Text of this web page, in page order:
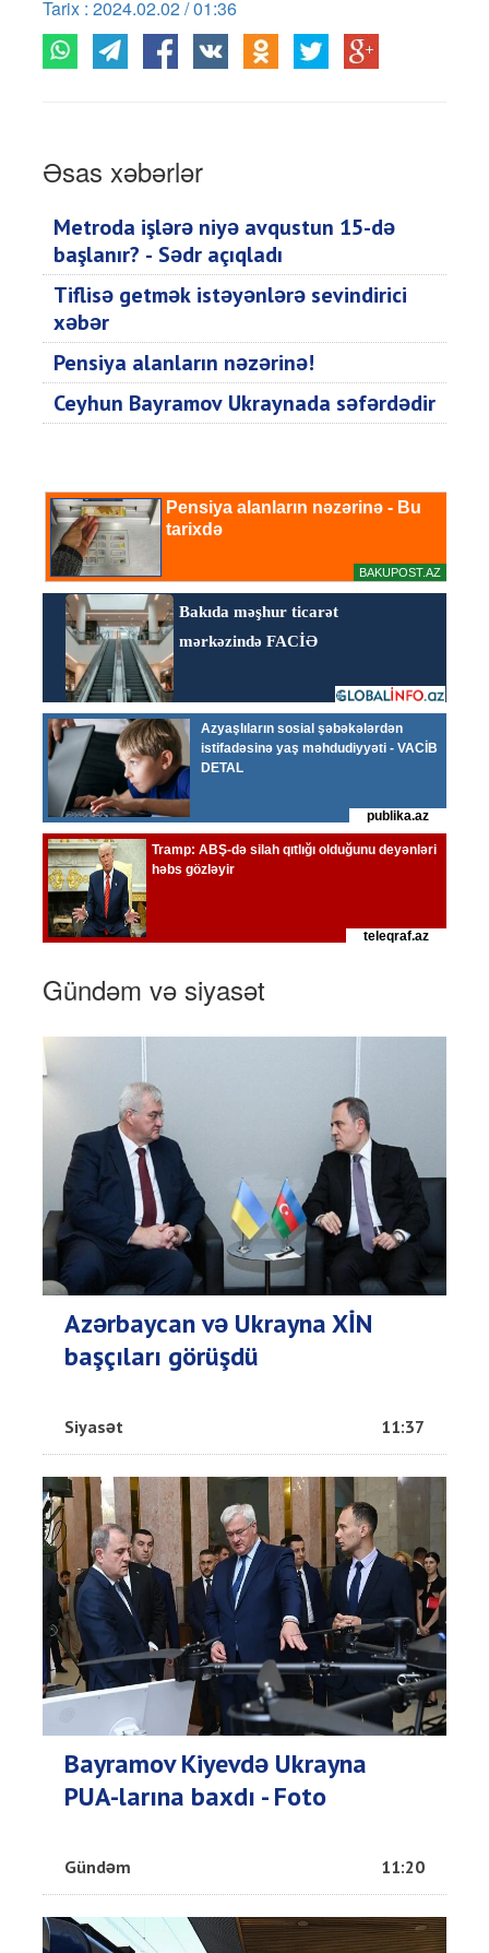
Tarix : 2024.02.02 / 01:36
Əsas xəbərlər
Metroda işlərə niyə avqustun 15-də
başlanır? - Sədr açıqladı
Tiflisə getmək istəyənlərə sevindirici
xəbər
Pensiya alanların nəzərinə!
Ceyhun Bayramov Ukraynada səfərdədir
Gündəm və siyasət
Azərbaycan və Ukrayna XİN
başçıları görüşdü
Siyasət 11:37
Bayramov Kiyevdə Ukrayna
PUA-larına baxdı - Foto
Gündəm 11:20